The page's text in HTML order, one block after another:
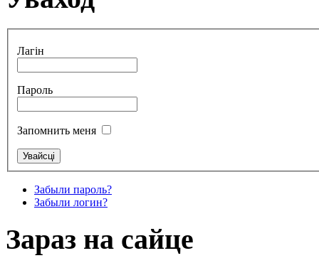
Лагін
Пароль
Запомнить меня
Забыли пароль?
Забыли логин?
Зараз на сайце